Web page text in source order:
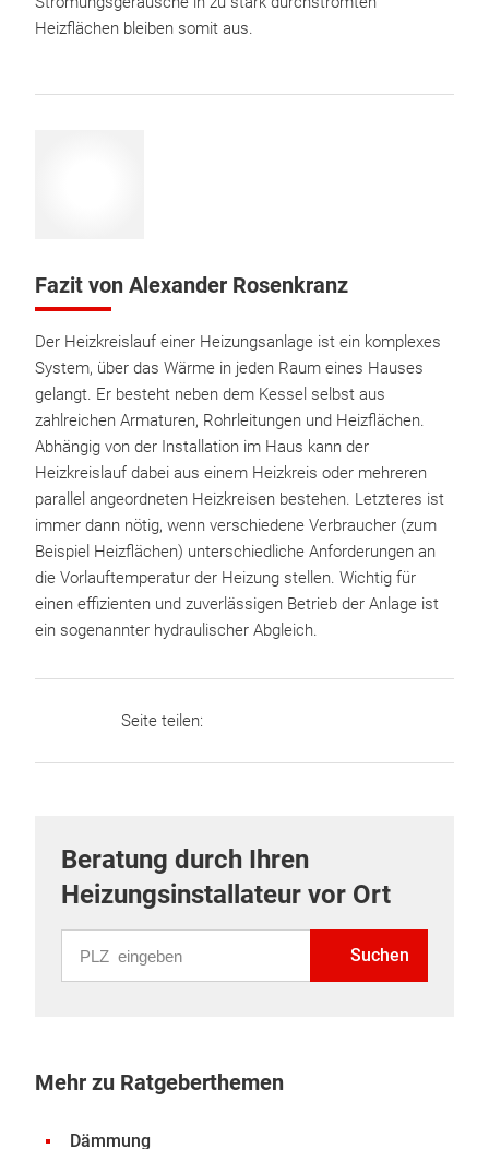
Heizflächen bleiben somit aus.
Fazit von Alexander Rosenkranz
Der Heizkreislauf einer Heizungsanlage ist ein komplexes
System, über das Wärme in jeden Raum eines Hauses
gelangt. Er besteht neben dem Kessel selbst aus
zahlreichen Armaturen, Rohrleitungen und Heizflächen.
Abhängig von der Installation im Haus kann der
Heizkreislauf dabei aus einem Heizkreis oder mehreren
parallel angeordneten Heizkreisen bestehen. Letzteres ist
immer dann nötig, wenn verschiedene Verbraucher (zum
Beispiel Heizflächen) unterschiedliche Anforderungen an
die Vorlauftemperatur der Heizung stellen. Wichtig für
einen effizienten und zuverlässigen Betrieb der Anlage ist
ein sogenannter hydraulischer Abgleich.
Seite teilen:
Beratung durch Ihren
Heizungsinstallateur vor Ort
Suchen
Mehr zu Ratgeberthemen
Dämmung